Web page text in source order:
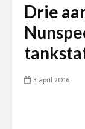
Drie
3 april 2016